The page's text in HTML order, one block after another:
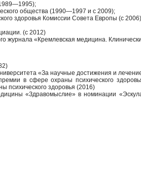
общества (1990—1997 и с 2009);
здоровья Комиссии Совета Европы (с
(с 2012)
журнала «Кремлевская медицина.
«За научные достижения и
в сфере охраны психического
психического здоровья (2016)
«Здравомыслие» в номинации